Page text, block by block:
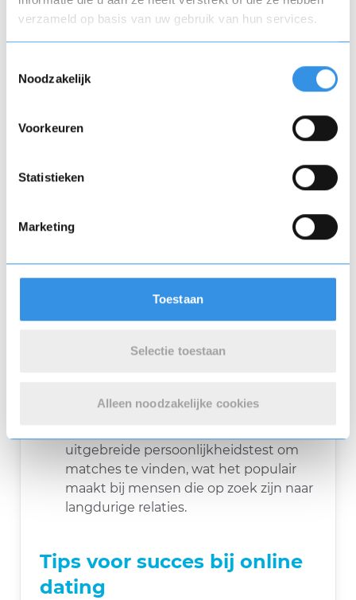
verzameld op basis van uw gebruik van hun services.
Noodzakelijk
Voorkeuren
Statistieken
Marketing
Toestaan
Selectie toestaan
Alleen noodzakelijke cookies
doelgroep. Hier zijn enkele populaire
opties:
Tinder
: Bekend om zijn 'swipe'-functie
bladeren. Tinder richt zich voornamelijk
als casual dating.
eerste bericht sturen na een match,
: Dit is een van de grootste
serieuze relatie.
uitgebreide persoonlijkheidstest om
matches te vinden, wat het populair
maakt bij mensen die op zoek zijn naar
langdurige relaties.
Tips voor succes bij online
dating